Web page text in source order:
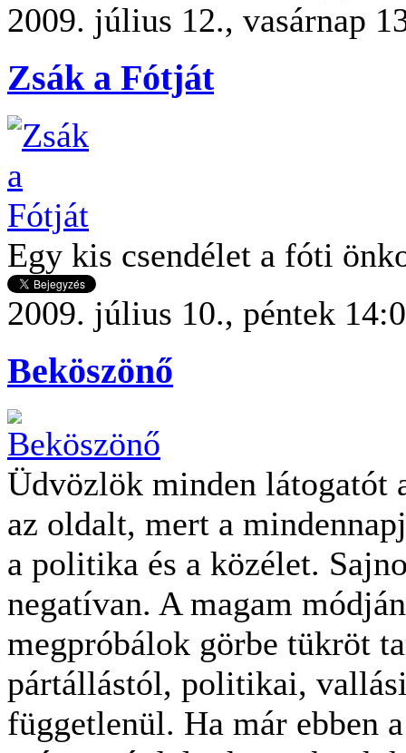
2009. július 12., vasárnap
Zsák a Fótját
Egy kis csendélet a fóti
2009. július 10., péntek
Beköszönő
Üdvözlök minden látogatót
az oldalt, mert a
a politika és a közélet.
negatívan. A magam
megpróbálok görbe tükröt
pártállástól, politikai,
függetlenül. Ha már ebben